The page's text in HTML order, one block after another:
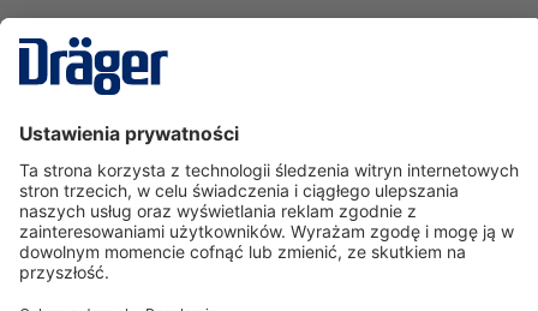
Serwisowa linia hotline
O nas
Korzystanie ze sklepu